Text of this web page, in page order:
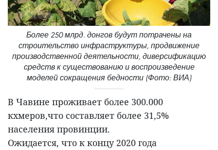
Более 250 млрд. донгов будут потрачены на
строительство инфраструктуры, продвижение
производственной деятельности, диверсификацию
средств к существованию и воспроизведение
моделей сокращения бедности (Фото: ВИА)
В Чавине проживает более 300.000
кхмеров,что составляет более 31,5%
населения провинции.
Ожидается, что к концу 2020 года